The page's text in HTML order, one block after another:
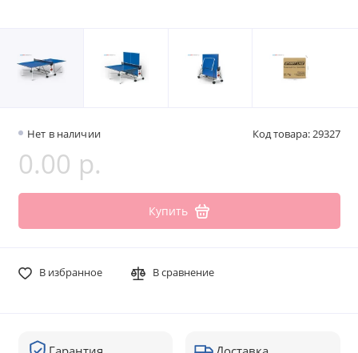
Нет в наличии Код товара: 29327
0.00 р.
Купить
В избранное В сравнение